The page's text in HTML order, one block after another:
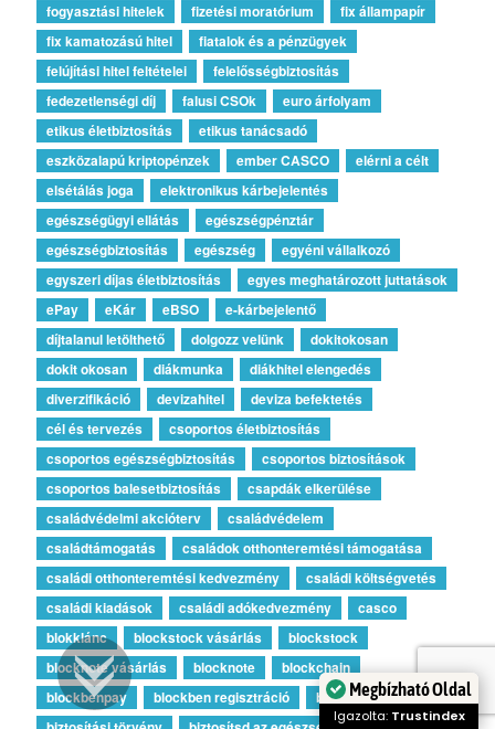
fogyasztási hitelek
fizetési moratórium
fix állampapír
fix kamatozású hitel
fiatalok és a pénzügyek
felújítási hitel feltételei
felelősségbiztosítás
fedezetlenségi díj
falusi CSOk
euro árfolyam
etikus életbiztosítás
etikus tanácsadó
eszközalapú kriptopénzek
ember CASCO
elérni a célt
elsétálás joga
elektronikus kárbejelentés
egészségügyi ellátás
egészségpénztár
egészségbiztosítás
egészség
egyéni vállalkozó
egyszeri díjas életbiztosítás
egyes meghatározott juttatások
ePay
eKár eBSO
e-kárbejelentő
díjtalanul letölthető
dolgozz velünk
dokitokosan
dokit okosan
diákmunka
diákhitel elengedés
diverzifikáció
devizahitel
deviza befektetés
cél és tervezés
csoportos életbiztosítás
csoportos egészségbiztosítás
csoportos biztosítások
csoportos balesetbiztosítás
csapdák elkerülése
családvédelmi akcióterv
családvédelem
családtámogatás
családok otthonteremtési támogatása
családi otthonteremtési kedvezmény
családi költségvetés
családi kiadások
családi adókedvezmény
casco
blokklánc
blockstock vásárlás
blockstock
blocknote vásárlás
blocknote
blockchain
blockbenpay
blockben regisztráció
blockbenMegbízható Oldal
Igazolta: Trustindex